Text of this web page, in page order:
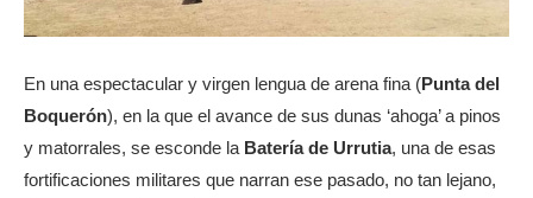
En una espectacular y virgen lengua de arena fina (Punta del
Boquerón), en la que el avance de sus dunas ‘ahoga’ a pinos
y matorrales, se esconde la Batería de Urrutia, una de esas
fortificaciones militares que narran ese pasado, no tan lejano,